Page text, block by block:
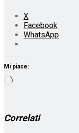
X
Facebook
WhatsApp
Mi piace:
Caricamento
Correlati